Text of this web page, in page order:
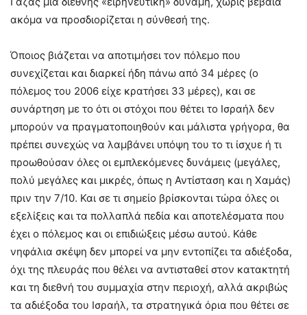
ακόμα να προσδιορίζεται η σύνθεσή της.
Όποιος βιάζεται να αποτιμήσει τον πόλεμο που
συνεχίζεται και διαρκεί ήδη πάνω από 34 μέρες (ο
πόλεμος του 2006 είχε κρατήσει 33 μέρες), και σε
συνάρτηση με το ότι οι στόχοι που θέτει το Ισραήλ δεν
μπορούν να πραγματοποιηθούν και μάλιστα γρήγορα, θα
πρέπει συνεχώς να λαμβάνει υπόψη του το τι ίσχυε ή τι
προωθούσαν όλες οι εμπλεκόμενες δυνάμεις (μεγάλες,
πολύ μεγάλες και μικρές, όπως η Αντίσταση και η Χαμάς)
πριν την 7/10. Και σε τι σημείο βρίσκονται τώρα όλες οι
εξελίξεις και τα πολλαπλά πεδία και αποτελέσματα που
έχει ο πόλεμος και οι επιδιώξεις μέσω αυτού. Κάθε
νηφάλια σκέψη δεν μπορεί να μην εντοπίζει τα αδιέξοδα,
όχι της πλευράς που θέλει να αντισταθεί στον κατακτητή
και τη διεθνή του συμμαχία στην περιοχή, αλλά ακριβώς
τα αδιέξοδα του Ισραήλ, τα στρατηγικά όρια που θέτει σε